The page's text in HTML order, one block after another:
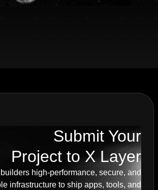
Submit Your
Project to X Layer
high-performance, secure, and
infrastructure to ship apps, tools, and